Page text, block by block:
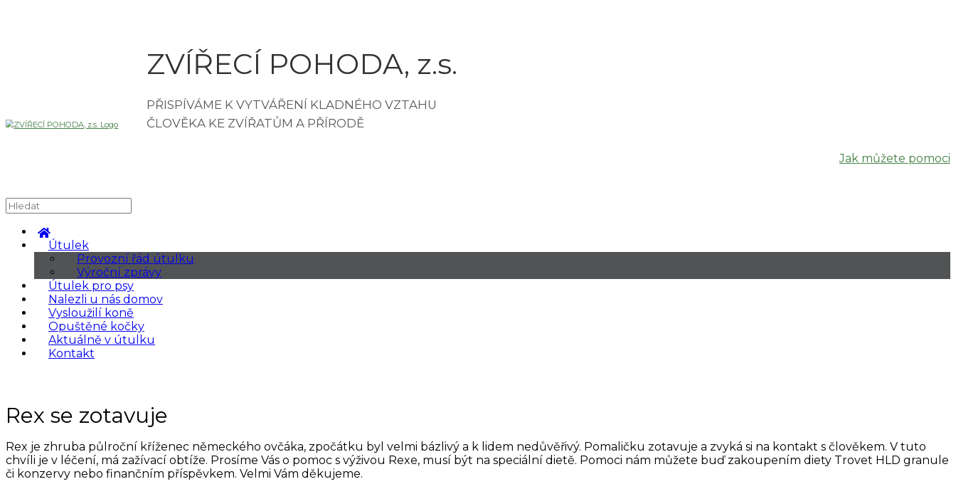
ZVÍŘECÍ POHODA, z.s.
Jak můžete pomoci
Útulek
Provozní řád útulku
Výroční zprávy
Útulek pro psy
Nalezli u nás domov
Vysloužilí koně
Opuštěné kočky
Aktuálně v útulku
Kontakt
Rex se zotavuje
Rex je zhruba půlroční kříženec německého ovčáka, zpočátku byl velmi bázlivý a k lidem nedůvěřivý. Pomaličku zotavuje a zvyká si na kontakt s člověkem. V tuto
chvíli je v léčení, má zažívací obtíže. Prosíme Vás o pomoc s výživou Rexe, musí být na speciální dietě. Pomoci nám můžete buď zakoupením diety Trovet HLD granule
či konzervy nebo finančním příspěvkem. Velmi Vám děkujeme.